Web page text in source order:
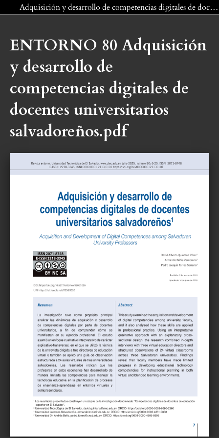
Volver a los detalles del artículo Adquisición y desarrollo de competencias digitales de docentes universitarios salvadoreños